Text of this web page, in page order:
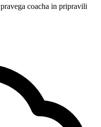
coacha in pripravili